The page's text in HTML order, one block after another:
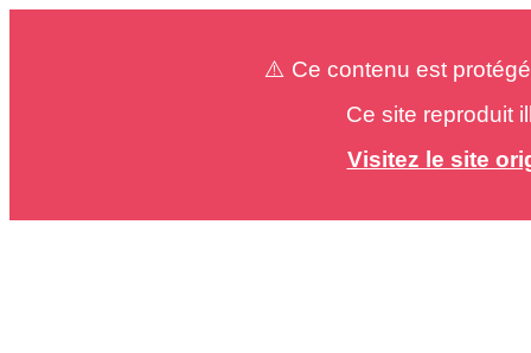
⚠️ Ce contenu est
Ce site reproduit
Visitez le site